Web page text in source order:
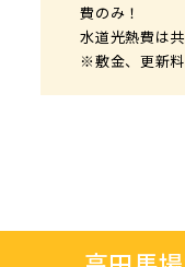
費のみ！
水道光熱費は
※敷金、更新
益費のみ！
水道光熱費は
※敷金、更新
益費のみ！
水道光熱費は
※敷金、更新
益費のみ！
水道光熱費は
※敷金、更新
益費のみ！
水道光熱費は
※敷金、更新
益費のみ！
水道光熱費は
※敷金、更新
益費のみ！
水道光熱費は
※敷金、更新
益費のみ！
水道光熱費は
※敷金、更新